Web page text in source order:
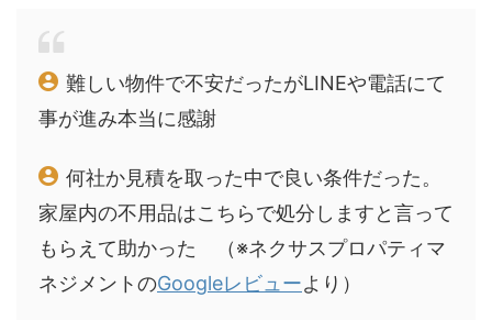
難しい物件で不安だったがLINEや電話にて
事が進み本当に感謝
何社か見積を取った中で良い条件だった。
家屋内の不用品はこちらで処分しますと言って
もらえて助かった （※ネクサスプロパティマ
ネジメントのGoogleレビューより）